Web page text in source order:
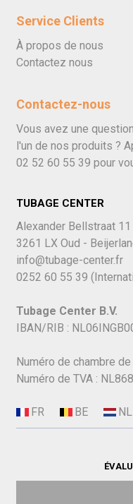
Service Clients
À propos de nous
Contactez nous
Contactez-nous
Vous avez une
l'un de nos produits ?
02 52 60 55 39 pour
TUBAGE CENTER
Alexander Bellstraat 11
3261 LX Oud -
info@tubage-center.fr
0252 60 55 39
Tubage Center B.V.
IBAN/RIB :
Numéro de chambre
Numéro de TVA :